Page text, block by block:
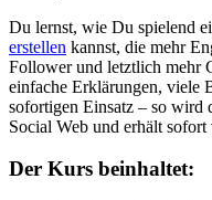
Du lernst, wie Du spielend
erstellen kannst, die mehr
Follower und letztlich mehr
einfache Erklärungen, viele
sofortigen Einsatz – so wird
Social Web und erhält
Der Kurs beinhaltet: